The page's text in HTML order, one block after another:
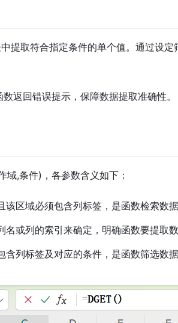
提取符合指定条件的单个值。通过设定
返回错误提示，保障数据提取准确性。
域,条件)，各参数含义如下：​
区域必须包含列标签，是函数检索数据
或列的索引来确定，明确函数要提取数
列标签及对应的条件，是函数筛选数据